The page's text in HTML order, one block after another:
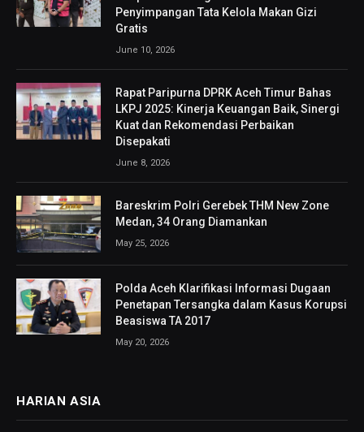
Penyimpangan Tata Kelola Makan Gizi
Gratis
June 10, 2026
Rapat Paripurna DPRK Aceh Timur Bahas
LKPJ 2025: Kinerja Keuangan Baik, Sinergi
Kuat dan Rekomendasi Perbaikan
Disepakati
June 8, 2026
Bareskrim Polri Gerebek THM New Zone
Medan, 34 Orang Diamankan
May 25, 2026
Polda Aceh Klarifikasi Informasi Dugaan
Penetapan Tersangka dalam Kasus Korupsi
Beasiswa TA 2017
May 20, 2026
HARIAN ASIA